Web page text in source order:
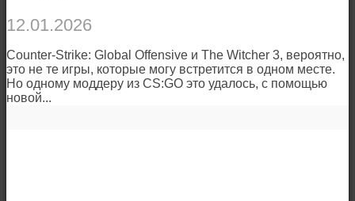
12.01.2026
Counter-Strike: Global Offensive и The Witcher 3, вероятно,
это не те игры, которые могу встретится в одном месте.
Но одному моддеру из CS:GO это удалось, с помощью
новой...